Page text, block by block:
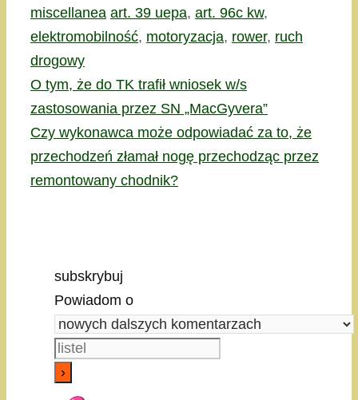
Kategorie
miscellanea Tagi
art. 39 uepa, art. 96c kw,
elektromobilność, motoryzacja, rower, ruch
drogowy
O tym, że do TK trafił wniosek w/s
zastosowania przez SN „MacGyvera”
Czy wykonawca może odpowiadać za to, że
przechodzeń złamał nogę przechodząc przez
remontowany chodnik?
subskrybuj
Powiadom o